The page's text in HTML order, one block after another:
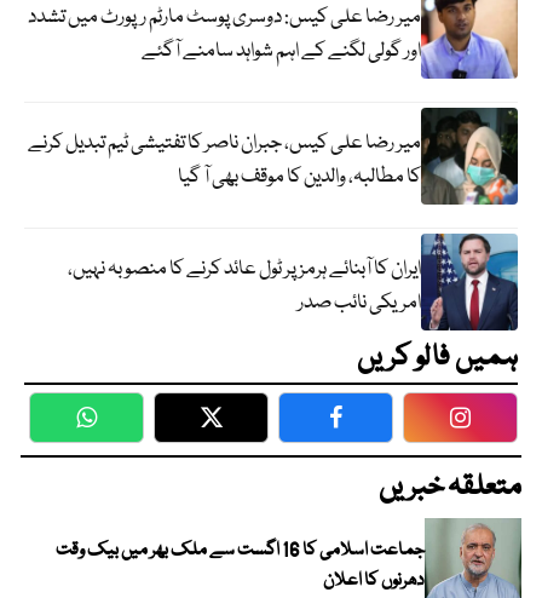
میر رضا علی کیس: دوسری پوسٹ مارٹم رپورٹ میں تشدد
اور گولی لگنے کے اہم شواہد سامنے آگئے
میر رضا علی کیس، جبران ناصر کا تفتیشی ٹیم تبدیل کرنے
کا مطالبہ، والدین کا موقف بھی آ گیا
ایران کا آبنائے ہرمز پر ٹول عائد کرنے کا منصوبہ نہیں،
امریکی نائب صدر
ہمیں فالو کریں
WhatsApp Twitter Facebook
متعلقہ خبریں
جماعت اسلامی کا 16 اگست سے ملک بھر میں بیک وقت
دھرنوں کا اعلان